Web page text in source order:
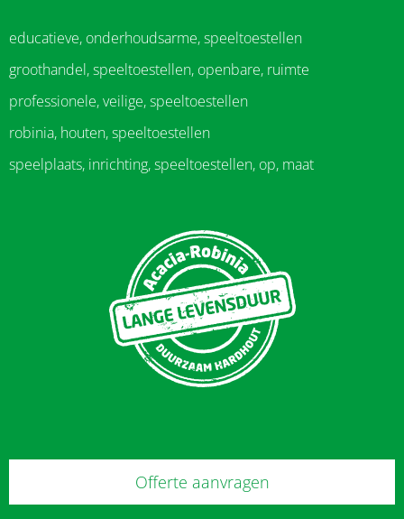
educatieve, onderhoudsarme, speeltoestellen
groothandel, speeltoestellen, openbare, ruimte
professionele, veilige, speeltoestellen
robinia, houten, speeltoestellen
speelplaats, inrichting, speeltoestellen, op, maat
Offerte aanvragen